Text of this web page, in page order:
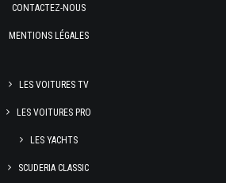
CONTACTEZ-NOUS
MENTIONS LÉGALES
LES VOITURES TV
LES VOITURES PRO
LES YACHTS
SCUDERIA CLASSIC